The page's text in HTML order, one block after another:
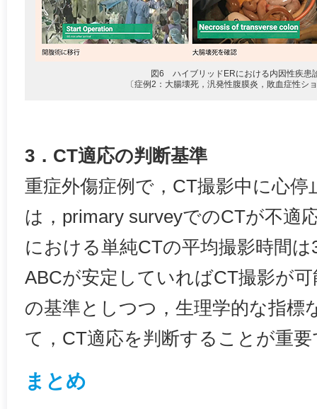
図6 ハイブリッドERにおける内因性疾患
〔症例2：大腸壊死，汎発性腹膜炎，敗血症性シ
3．CT適応の判断基準
重症外傷症例で，CT撮影中に心
は，primary surveyでのCTが不適
における単純CTの平均撮影時間
ABCが安定していればCT撮影が
の基準としつつ，生理学的な指標
て，CT適応を判断することが重
まとめ